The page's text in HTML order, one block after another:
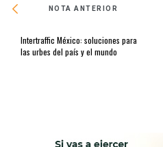
NOTA ANTERIOR
Intertraffic México: soluciones para
las urbes del país y el mundo